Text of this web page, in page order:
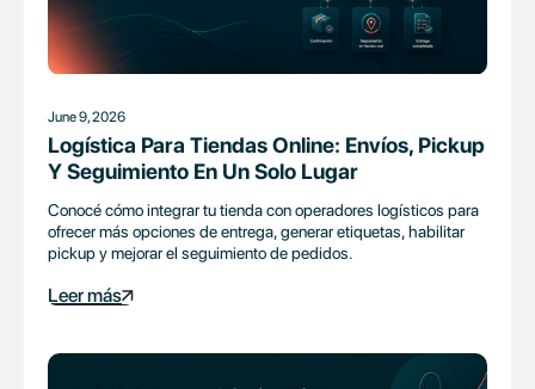
June 9, 2026
Logística Para Tiendas Online: Envíos, Pickup
Y Seguimiento En Un Solo Lugar
Conocé cómo integrar tu tienda con operadores logísticos para
ofrecer más opciones de entrega, generar etiquetas, habilitar
pickup y mejorar el seguimiento de pedidos.
Leer más